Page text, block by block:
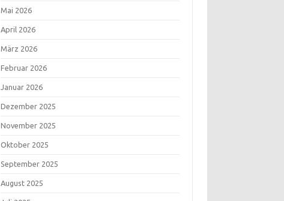
Mai 2026
April 2026
März 2026
Februar 2026
Januar 2026
Dezember 2025
November 2025
Oktober 2025
September 2025
August 2025